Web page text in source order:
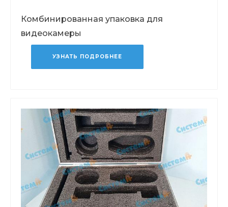
Комбинированная упаковка для
видеокамеры
УЗНАТЬ ПОДРОБНЕЕ